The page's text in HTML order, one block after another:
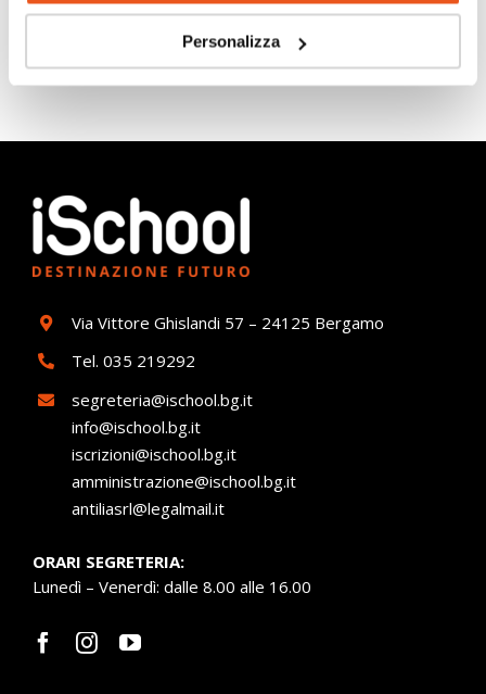
Personalizza
Via Vittore Ghislandi 57 – 24125 Bergamo
Tel. 035 219292
segreteria@ischool.bg.it
info@ischool.bg.it
iscrizioni@ischool.bg.it
amministrazione@ischool.bg.it
antiliasrl@legalmail.it
ORARI SEGRETERIA:
Lunedì – Venerdì: dalle 8.00 alle 16.00